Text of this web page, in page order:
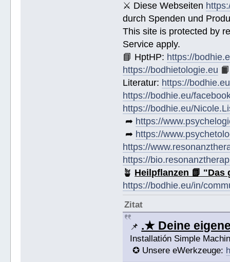
⚔ Diese Webseiten
durch Spenden und
This site is protected by
Service apply.
📘 HptHP: https://
https://bodhietologie.eu 📙
Literatur: https://
https://bodhie.eu/
https://bodhie.eu/
➦ https://
➦ https://
https://
https://
🪴 Heilpflanzen 📗
https://bodhie.eu/in/
Zitat
📌 .★ Deine
Installatión Simple
✪ Unsere eWerkzeuge: